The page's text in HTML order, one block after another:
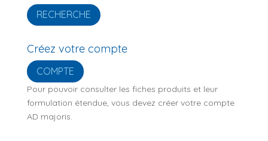
RECHERCHE
Créez votre compte
COMPTE
Pour pouvoir consulter les fiches produits et leur
formulation étendue, vous devez créer votre compte
AD majoris.